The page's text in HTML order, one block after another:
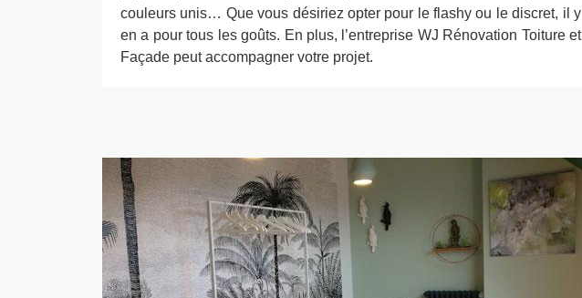
couleurs unis… Que vous désiriez opter pour le flashy ou le discret, il y
en a pour tous les goûts. En plus, l’entreprise WJ Rénovation Toiture et
Façade peut accompagner votre projet.